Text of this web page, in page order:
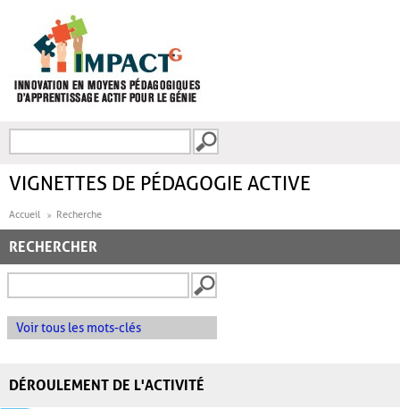
FORMULAIRE DE
VIGNETTES DE PÉDAGOGIE ACTIVE
Accueil Recherche
RECHERCHER
Voir tous les mots-clés
DÉROULEMENT DE L'ACTIVITÉ